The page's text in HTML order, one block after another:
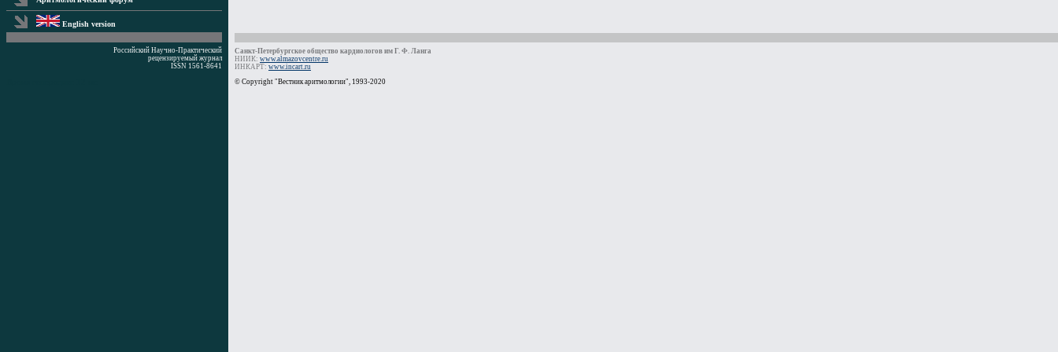
English version
Российский Научно-Практический
рецензируемый журнал
ISSN 1561-8641
Санкт-Петербургское общество кардиологов им Г. Ф. Ланга
НИИК: www.almazovcentre.ru
ИНКАРТ: www.incart.ru
© Copyright "Вестник аритмологии", 1993-2020